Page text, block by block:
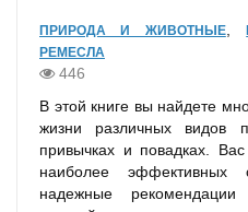
ПРИРОДА И ЖИВОТНЫЕ,
РЕМЕСЛА
446
В этой книге вы найдете
жизни различных видов
привычках и повадках.
наиболее эффективных
надежные